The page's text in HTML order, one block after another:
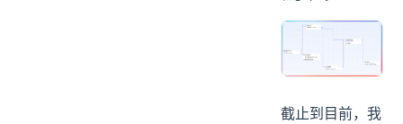
截止到目前，我